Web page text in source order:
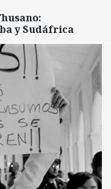
y Sudáfrica